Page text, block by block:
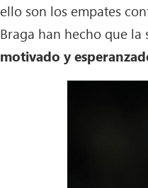
ello son los empates
Braga han hecho que
motivado y